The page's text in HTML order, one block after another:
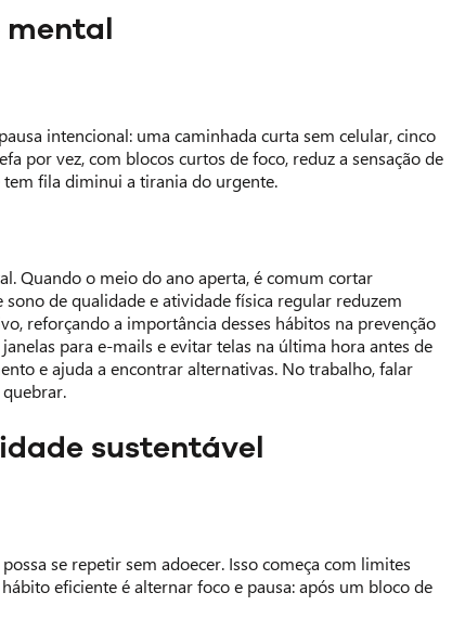
mental
intencional: uma caminhada curta sem celular, cinco
por vez, com blocos curtos de foco, reduz a sensação de
tem fila diminui a tirania do urgente.
Quando o meio do ano aperta, é comum cortar
de qualidade e atividade física regular reduzem
reforçando a importância desses hábitos na prevenção
para e-mails e evitar telas na última hora antes de
e ajuda a encontrar alternativas. No trabalho, falar
sustentável
se repetir sem adoecer. Isso começa com limites
eficiente é alternar foco e pausa: após um bloco de